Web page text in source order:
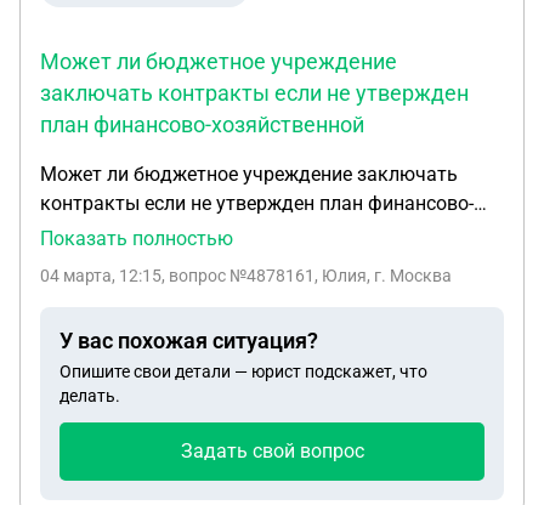
Может ли бюджетное учреждение
заключать контракты если не утвержден
план финансово-хозяйственной
Может ли бюджетное учреждение заключать
контракты если не утвержден план финансово-
хозяйственной деятельности и не размещен план
заключили и произвели по нему кассовый
Показать полностью
04 марта, 12:15, вопрос №4878161, Юлия, г. Москва
У вас похожая ситуация?
Опишите свои детали — юрист подскажет, что
делать.
Задать свой вопрос